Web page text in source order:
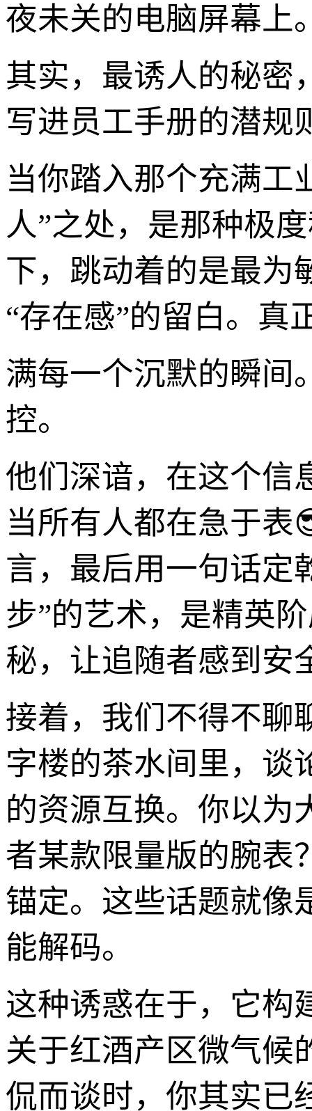
夜未关的电脑屏幕上
其实，最诱人的秘密
写进员工手册的潜规
当你踏入那个充满工
人”之处，是那种极
下，跳动着的是最为
“存在感”的留白。真
满每一个沉默的瞬间
控。
他们深谙，在这个信
当所有人都在急于表
言，最后用一句话定
步”的艺术，是精英
秘，让追随者感到安
接着，我们不得不聊
字楼的茶水间里，谈
的资源互换。你以为
者某款限量版的腕表
锚定。这些话题就像
能解码。
这种诱惑在于，它构
关于红酒产区微气候
侃而谈时，你其实已